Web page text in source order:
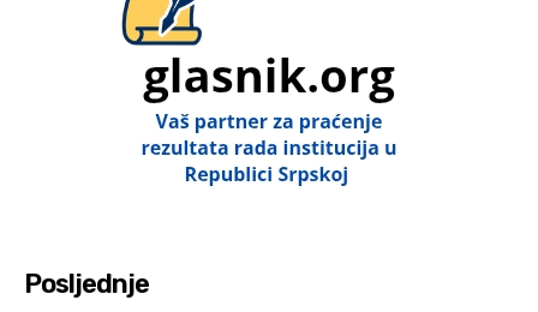
Posljednje